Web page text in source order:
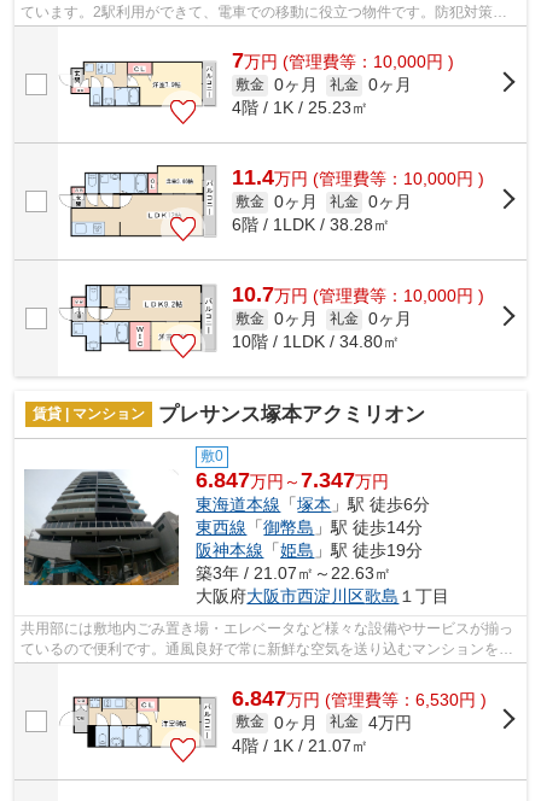
ています。2駅利用ができて、電車での移動に役立つ物件です。防犯対策も
バッチリなマンションタイプの物件です...
7万円 (管理費等：10,000円 )
敷金 0ヶ月 礼金 0ヶ月
4階 / 1K / 25.23㎡
11.4万円 (管理費等：10,000円 )
敷金 0ヶ月 礼金 0ヶ月
6階 / 1LDK / 38.28㎡
10.7万円 (管理費等：10,000円 )
敷金 0ヶ月 礼金 0ヶ月
10階 / 1LDK / 34.80㎡
賃貸 | マンション プレサンス塚本アクミリオン
敷0
6.847万円～7.347万円
東海道本線 「塚本 」駅 徒歩6分
東西線 「御幣島 」駅 徒歩14分
阪神本線 「姫島 」駅 徒歩19分
築3年 / 21.07㎡～22.63㎡
大阪府大阪市西淀川区歌島 １丁目
共用部には敷地内ごみ置き場・エレベータなど様々な設備やサービスが揃っ
ているので便利です。通風良好で常に新鮮な空気を送り込むマンションをご
6.847万円 (管理費等：6,530円 )
敷金 0ヶ月 礼金 4万円
4階 / 1K / 21.07㎡